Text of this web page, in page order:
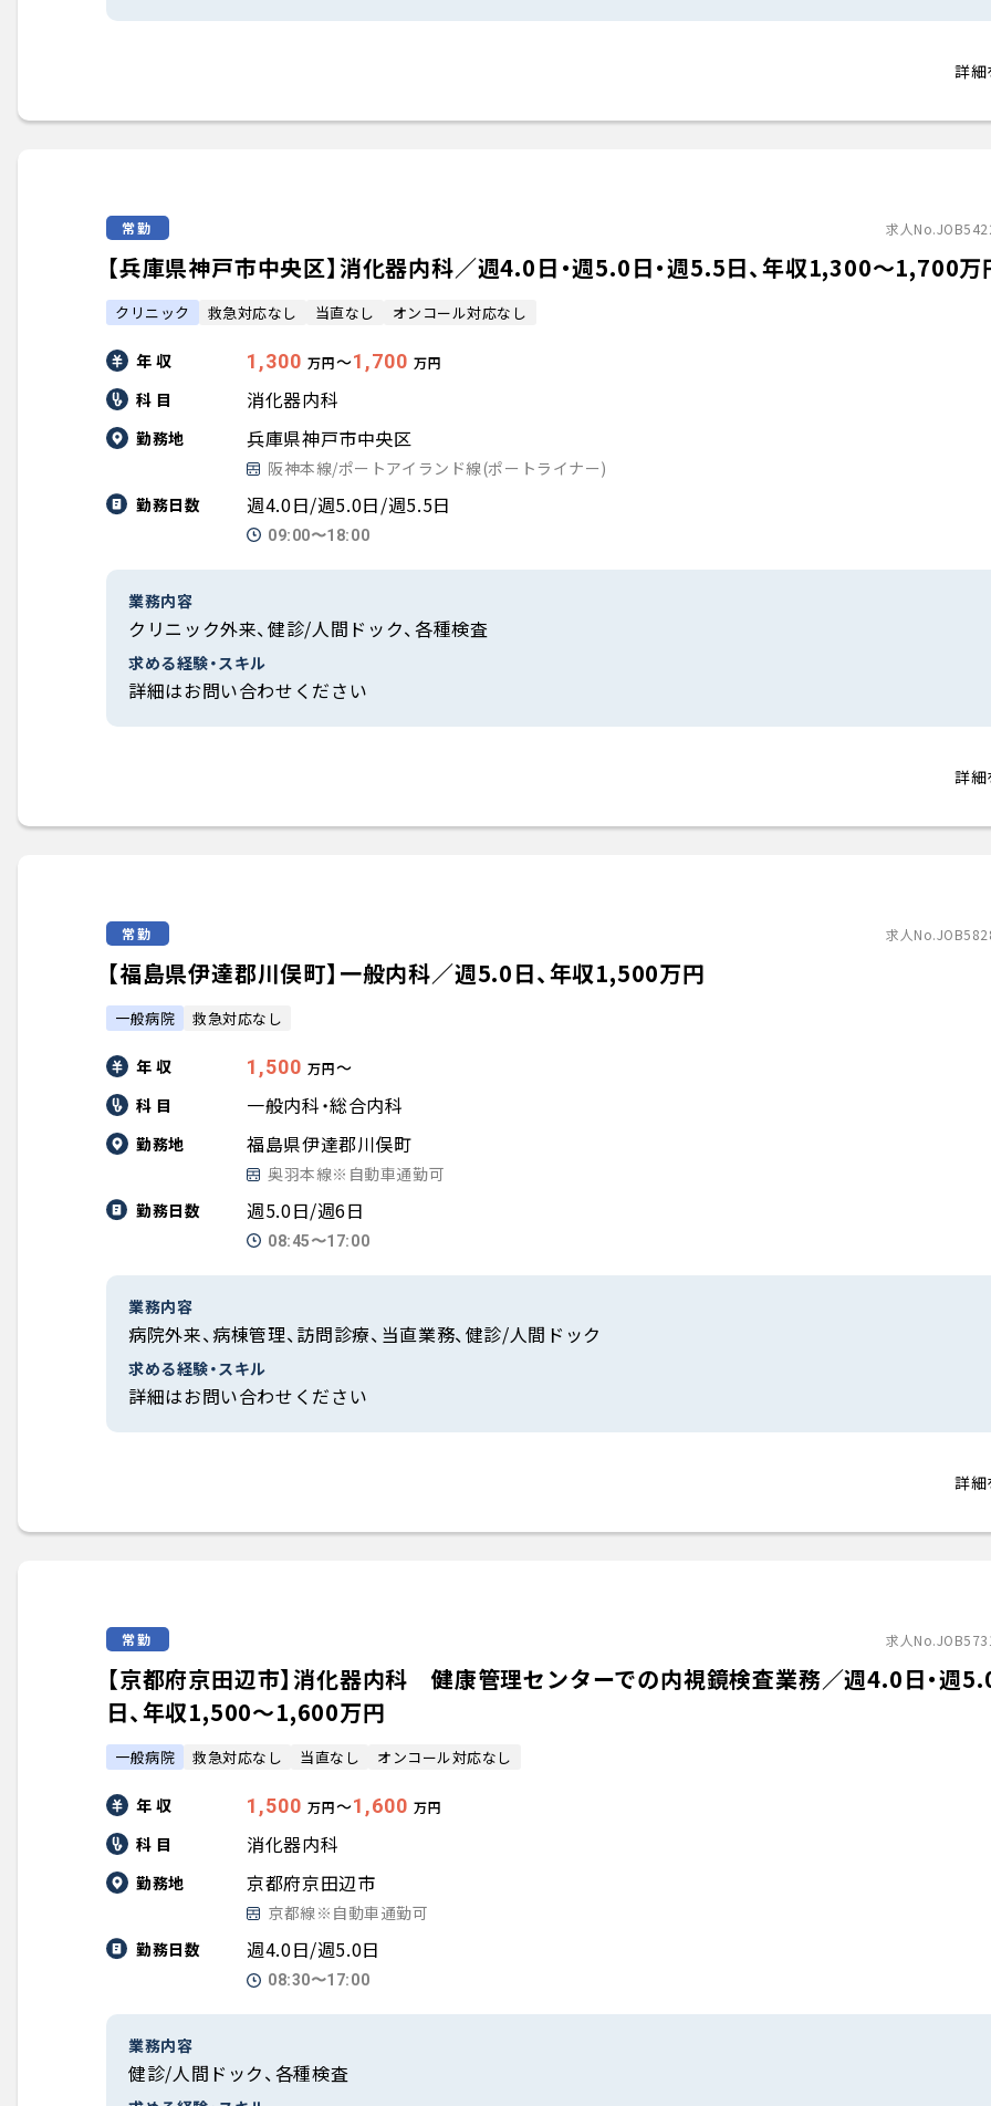
詳
常勤 求人
【兵庫県神戸市中央区】消化器内科／週4.0日・週5.0日・週5.5日、年収1,300〜1,700万
クリニック 救急対応なし 当直なし オンコール対応なし
年 収 1,300 万円〜1,700 万円
科 目 消化器内科
勤務地 兵庫県神戸市中央区
阪神本線/ポートアイランド線(ポートライナー)
勤務日数
週4.0日/週5.0日/週5.5日
09:00〜18:00
業務内容
クリニック外来、健診/人間ドック、各種検査
求める経験・スキル
詳細はお問い合わせください
詳
常勤 求人
【福島県伊達郡川俣町】一般内科／週5.0日、年収1,500万円
一般病院 救急対応なし
年 収 1,500 万円〜
科 目
一般内科・総合内科
勤務地 福島県伊達郡川俣町
奥羽本線※自動車通勤可
勤務日数
週5.0日/週6日
08:45〜17:00
業務内容
病院外来、病棟管理、訪問診療、当直業務、健診/人間ドック
求める経験・スキル
詳細はお問い合わせください
詳
常勤 求人
【京都府京田辺市】消化器内科 健康管理センターでの内視鏡検査業務／週4.0日・週
日、年収1,500〜1,600万円
一般病院 救急対応なし 当直なし オンコール対応なし
年 収 1,500 万円〜1,600 万円
科 目 消化器内科
勤務地 京都府京田辺市
京都線※自動車通勤可
勤務日数
週4.0日/週5.0日
08:30〜17:00
業務内容
健診/人間ドック、各種検査